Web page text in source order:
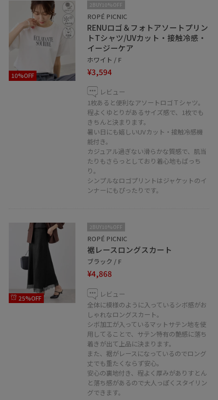
10%OFF
2BUY10%OFF
ROPÉ PICNIC
RENUロゴ＆フォトアソートプリン
トTシャツ/UVカット・接触冷感・
イージーケア
ホワイト / F
¥3,594
レビュー
1枚あると便利なアソートロゴＴシャツ。
程よくゆとりがあるサイズ感で、1枚でも
きちんと決まります。
暑い日にも嬉しいUVカット・接触冷感機
能付き。
カジュアル過ぎない滑らかな質感で、肌当
たりもさらっとしており着心地もばっち
り。
シンプルなロゴプリントはジャケットのイ
ンナーにもぴったりです。
25%OFF
2BUY10%OFF
ROPÉ PICNIC
裾レースロングスカート
ブラック / F
¥4,868
レビュー
全体に模様のように入っているシボ感がお
しゃれなロングスカート。
シボ加工が入っているマットサテン地を使
用してることで、サテン特有の艶感に落ち
着きが出て上品に決まります。
また、裾がレースになっているのでロング
丈でも重たくならず安心。
安心の裏地付き、程よく厚みがありすとん
と落ち感があるので大人っぽくスタイリン
グできます。